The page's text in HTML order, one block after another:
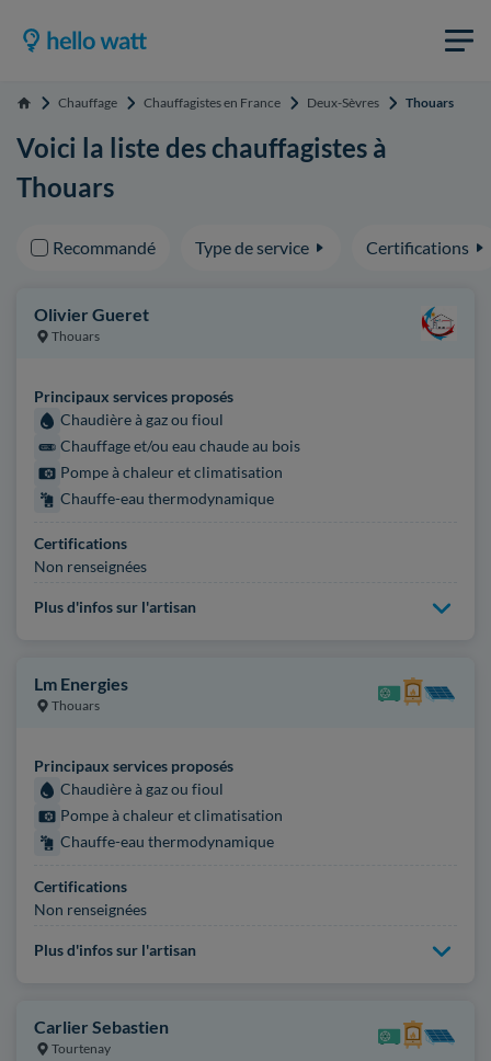
Accueil Chauffage Chauffagistes en France Deux-Sèvres Thouars
Voici la liste des chauffagistes à
Thouars
Recommandé Type de service Certifications
Olivier Gueret
Thouars
Principaux services proposés
Chaudière à gaz ou fioul
Chauffage et/ou eau chaude au bois
Pompe à chaleur et climatisation
Chauffe-eau thermodynamique
Certifications
Non renseignées
Plus d'infos sur l'artisan
Lm Energies
Thouars
Principaux services proposés
Chaudière à gaz ou fioul
Pompe à chaleur et climatisation
Chauffe-eau thermodynamique
Certifications
Non renseignées
Plus d'infos sur l'artisan
Carlier Sebastien
Tourtenay